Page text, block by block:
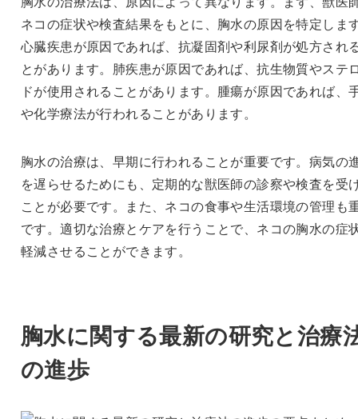
ネコの症状や検査結果をもとに、胸水の原因を特定しま
心臓疾患が原因であれば、抗凝固剤や利尿剤が処方され
とがあります。肺疾患が原因であれば、抗生物質やステ
ドが使用されることがあります。腫瘍が原因であれば、
や化学療法が行われることがあります。
胸水の治療は、早期に行われることが重要です。病気の
を遅らせるためにも、定期的な獣医師の診察や検査を受
ことが必要です。また、ネコの食事や生活環境の管理も
です。適切な治療とケアを行うことで、ネコの胸水の症
軽減させることができます。
胸水に関する最新の研究と治療
の進歩